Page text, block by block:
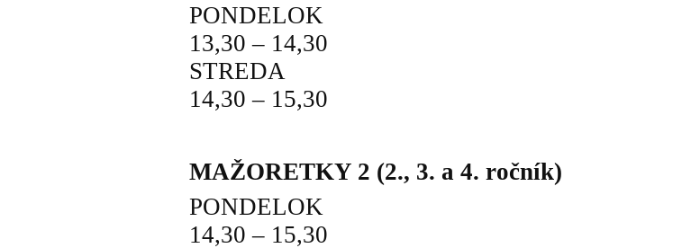
PONDELOK
13,30 – 14,30
STREDA
14,30 – 15,30
MAŽORETKY 2 (2., 3. a 4. ročník)
PONDELOK
14,30 – 15,30